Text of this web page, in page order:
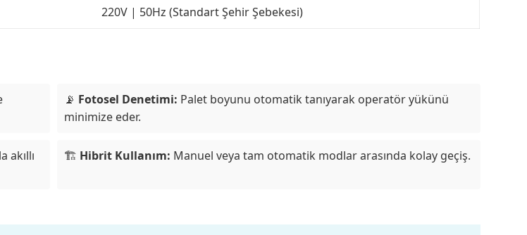
220V | 50Hz (Standart Şehir Şebekesi)
📡 Fotosel Denetimi: Palet boyunu otomatik tanıyarak operatör yükünü
minimize eder.
akıllı
🏗️ Hibrit Kullanım: Manuel veya tam otomatik modlar arasında kolay geçiş.